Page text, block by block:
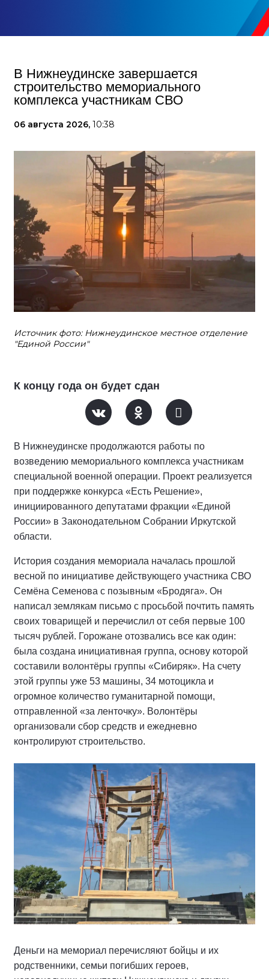
В Нижнеудинске завершается
строительство мемориального
комплекса участникам СВО
06 августа 2026, 10:38
Источник фото: Нижнеудинское местное отделение
"Единой России"
К концу года он будет сдан
В Нижнеудинске продолжаются работы по
возведению мемориального комплекса участникам
специальной военной операции. Проект реализуется
при поддержке конкурса «Есть Решение»,
инициированного депутатами фракции «Единой
России» в Законодательном Собрании Иркутской
области.
История создания мемориала началась прошлой
весной по инициативе действующего участника СВО
Семёна Семенова с позывным «Бродяга». Он
написал землякам письмо с просьбой почтить память
своих товарищей и перечислил от себя первые 100
тысяч рублей. Горожане отозвались все как один:
была создана инициативная группа, основу которой
составили волонтёры группы «Сибиряк». На счету
этой группы уже 53 машины, 34 мотоцикла и
огромное количество гуманитарной помощи,
отправленной «за ленточку». Волонтёры
организовали сбор средств и ежедневно
контролируют строительство.
Деньги на мемориал перечисляют бойцы и их
родственники, семьи погибших героев,